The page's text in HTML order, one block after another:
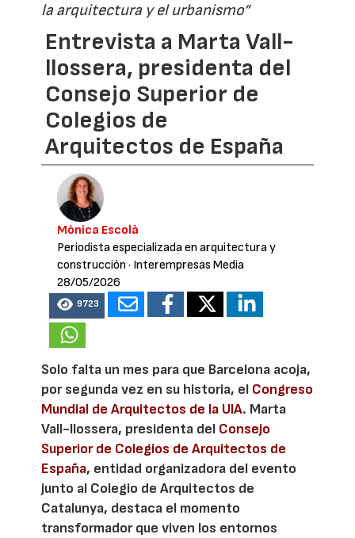
la arquitectura y el urbanismo“
Entrevista a Marta Vall-
llossera, presidenta del
Consejo Superior de
Colegios de
Arquitectos de España
Mònica Escolà
Periodista especializada en arquitectura y
construcción · Interempresas Media
28/05/2026
9723
Solo falta un mes para que Barcelona acoja,
por segunda vez en su historia, el Congreso
Mundial de Arquitectos de la UIA. Marta
Vall-llossera, presidenta del Consejo
Superior de Colegios de Arquitectos de
España, entidad organizadora del evento
junto al Colegio de Arquitectos de
Catalunya, destaca el momento
transformador que viven los entornos